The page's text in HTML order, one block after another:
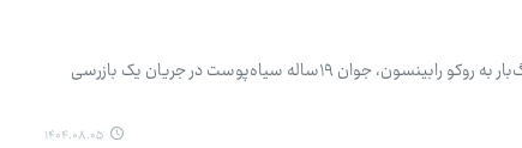
پلیس شهر استاکتون ایالت ایلینوی آمریکا ویدیوی شلیک مرگ‌بار به روکو رابینسون، جوان ۱۹ساله سیاه‌پوست در جریان یک بازرسی
۱۴۰۴.۰۸.۰۵